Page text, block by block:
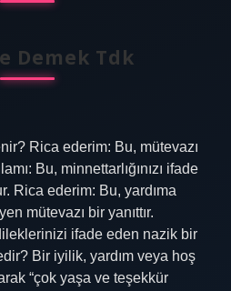
Demek Tdk
Rica ederim: Bu, mütevazı
Bu, minnettarlığınızı ifade
Rica ederim: Bu, yardıma
mütevazı bir yanıttır.
ifade eden nazik bir
Bir iyilik, yardım veya hoş
“çok yaşa ve teşekkür